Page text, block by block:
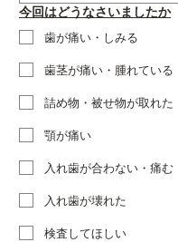
今回はどうなさいましたか
歯が痛い・しみる
歯茎が痛い・腫れている
詰め物・被せ物が取れた
顎が痛い
入れ歯が合わない・痛む
入れ歯が壊れた
検査してほしい